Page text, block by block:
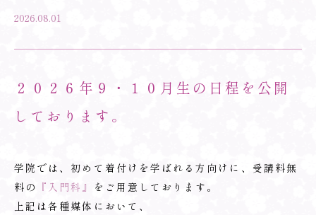
2026.08.01
２０２６年９・１０月生の日程を公開
しております。
学院では、初めて着付けを学ばれる方向けに、受講料無
料の 『入門科』
をご用意しております。
上記は各種媒体において、